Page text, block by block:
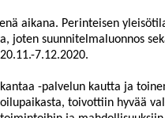
aikana. Perinteisen
joten suunnitelmaluonnos
7.12.2020.
-palvelun kautta ja
toivottiin hyvää